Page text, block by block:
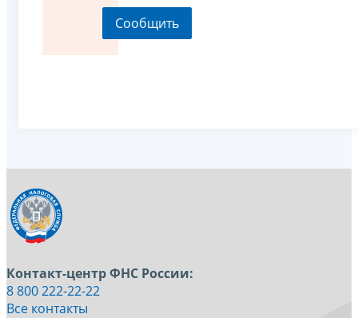
Контакт-центр ФНС России:
8 800 222-22-22
Все контакты